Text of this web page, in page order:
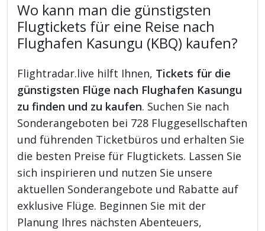
Wo kann man die günstigsten
Flugtickets für eine Reise nach
Flughafen Kasungu (KBQ) kaufen?
Flightradar.live hilft Ihnen, Tickets für die
günstigsten Flüge nach Flughafen Kasungu
zu finden und zu kaufen. Suchen Sie nach
Sonderangeboten bei 728 Fluggesellschaften
und führenden Ticketbüros und erhalten Sie
die besten Preise für Flugtickets. Lassen Sie
sich inspirieren und nutzen Sie unsere
aktuellen Sonderangebote und Rabatte auf
exklusive Flüge. Beginnen Sie mit der
Planung Ihres nächsten Abenteuers,